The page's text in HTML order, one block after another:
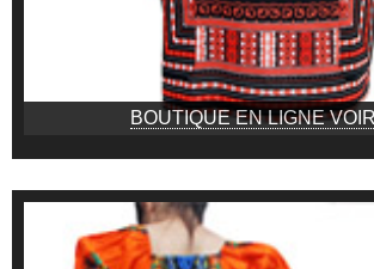
BOUTIQUE EN LIGNE VOIR